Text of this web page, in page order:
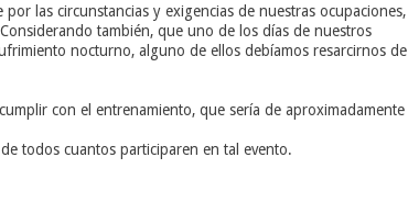
las circunstancias y exigencias de nuestras ocupaciones,
también, que uno de los días de nuestros
nocturno, alguno de ellos debíamos resarcirnos de
con el entrenamiento, que sería de aproximadamente
todos cuantos participaren en tal evento.